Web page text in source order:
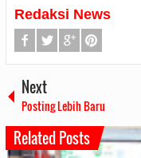
Redaksi News
Next
Posting Lebih Baru
Related Posts